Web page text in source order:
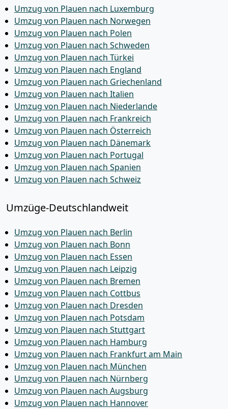
Umzug von Plauen nach Luxemburg
Umzug von Plauen nach Norwegen
Umzug von Plauen nach Polen
Umzug von Plauen nach Schweden
Umzug von Plauen nach Türkei
Umzug von Plauen nach England
Umzug von Plauen nach Griechenland
Umzug von Plauen nach Italien
Umzug von Plauen nach Niederlande
Umzug von Plauen nach Frankreich
Umzug von Plauen nach Österreich
Umzug von Plauen nach Dänemark
Umzug von Plauen nach Portugal
Umzug von Plauen nach Spanien
Umzug von Plauen nach Schweiz
Umzüge-Deutschlandweit
Umzug von Plauen nach Berlin
Umzug von Plauen nach Bonn
Umzug von Plauen nach Essen
Umzug von Plauen nach Leipzig
Umzug von Plauen nach Bremen
Umzug von Plauen nach Cottbus
Umzug von Plauen nach Dresden
Umzug von Plauen nach Potsdam
Umzug von Plauen nach Stuttgart
Umzug von Plauen nach Hamburg
Umzug von Plauen nach Frankfurt am Main
Umzug von Plauen nach München
Umzug von Plauen nach Nürnberg
Umzug von Plauen nach Augsburg
Umzug von Plauen nach Hannover